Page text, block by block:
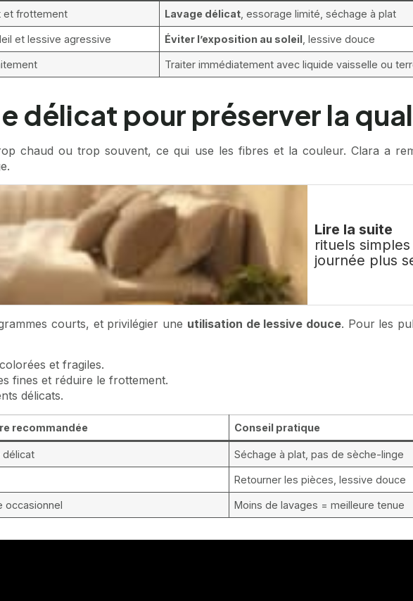
et frottement Lavage délicat , essorage limité, séchage à plat
et lessive agressive Éviter l’exposition au soleil , lessive douce
Traiter immédiatement avec liquide vaisselle ou
délicat pour préserver la
chaud ou trop souvent, ce qui use les fibres et la couleur. Clara a
Lire la suite
rituels
journée plus
courts, et privilégier une utilisation de lessive douce. Pour les
et fragiles.
fines et réduire le frottement.
délicats.
recommandée Conseil pratique
délicat Séchage à plat, pas de sèche-linge
Retourner les pièces, lessive douce
occasionnel Moins de lavages = meilleure tenue